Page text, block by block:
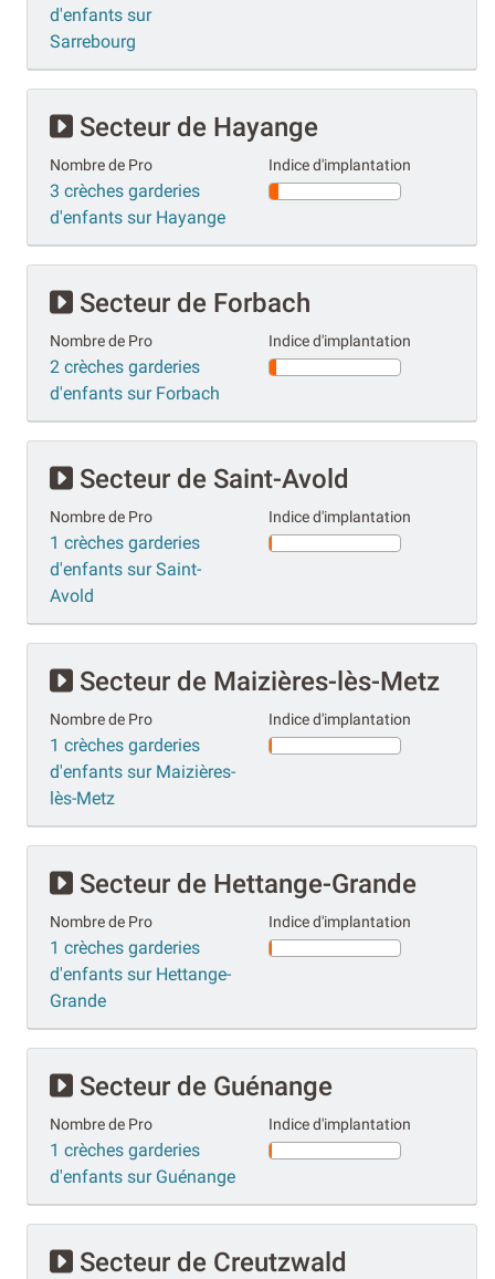
d'enfants sur
Sarrebourg
Secteur de Hayange
Nombre de Pro
3 crèches garderies
d'enfants sur Hayange
Indice d'implantation
Secteur de Forbach
Nombre de Pro
2 crèches garderies
d'enfants sur Forbach
Indice d'implantation
Secteur de Saint-Avold
Nombre de Pro
1 crèches garderies
d'enfants sur Saint-
Avold
Indice d'implantation
Secteur de Maizières-lès-Metz
Nombre de Pro
1 crèches garderies
d'enfants sur Maizières-
lès-Metz
Indice d'implantation
Secteur de Hettange-Grande
Nombre de Pro
1 crèches garderies
d'enfants sur Hettange-
Grande
Indice d'implantation
Secteur de Guénange
Nombre de Pro
1 crèches garderies
d'enfants sur Guénange
Indice d'implantation
Secteur de Creutzwald